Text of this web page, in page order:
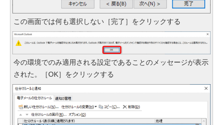
この画面では何も選択しない［完了］をクリックする
今の環境でのみ適用される設定であることのメッセージが表示
された。［OK］をクリックする